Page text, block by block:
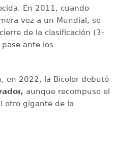
En 2011, cuando
vez a un Mundial, se
de la clasificación (3-
ante los
en 2022, la Bicolor debutó
aunque recompuso el
otro gigante de la